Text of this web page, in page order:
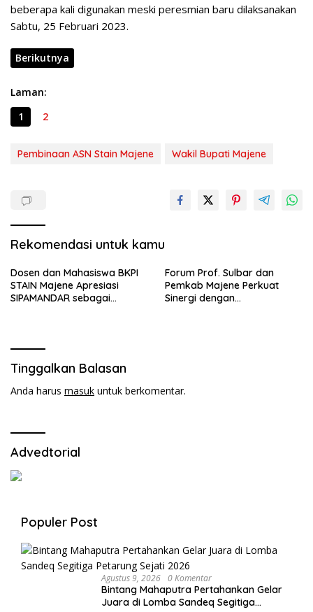
beberapa kali digunakan meski peresmian baru dilaksanakan
Sabtu, 25 Februari 2023.
Berikutnya
Laman:
1
2
Pembinaan ASN Stain Majene Wakil Bupati Majene
Rekomendasi untuk kamu
Dosen dan Mahasiswa BKPI
STAIN Majene Apresiasi
SIPAMANDAR sebagai
Forum Prof. Sulbar dan
Pemkab Majene Perkuat
Sinergi dengan
Tinggalkan Balasan
Anda harus masuk untuk berkomentar.
Advedtorial
Populer Post
Agustus 9, 2026 0 Komentar
Bintang Mahaputra Pertahankan Gelar
Juara di Lomba Sandeq Segitiga